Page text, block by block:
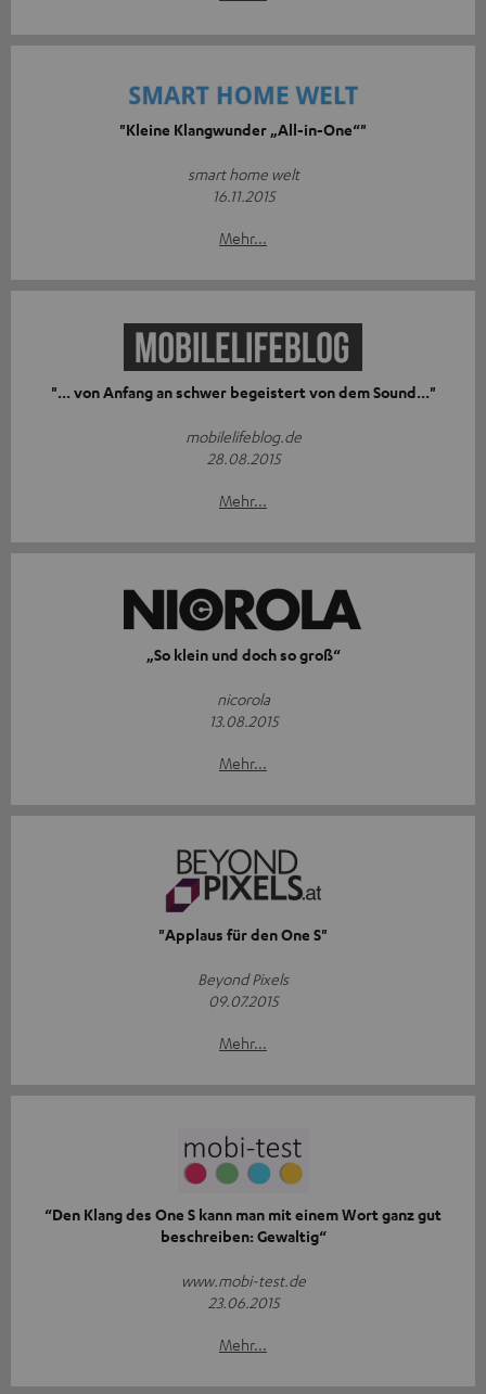
"Kleine Klangwunder „All-in-One“"
smart home welt
16.11.2015
Mehr...
"... von Anfang an schwer begeistert von dem Sound..."
mobilelifeblog.de
28.08.2015
Mehr...
„So klein und doch so groß“
nicorola
13.08.2015
Mehr...
"Applaus für den One S"
Beyond Pixels
09.07.2015
Mehr...
“Den Klang des One S kann man mit einem Wort ganz gut
beschreiben: Gewaltig“
www.mobi-test.de
23.06.2015
Mehr...